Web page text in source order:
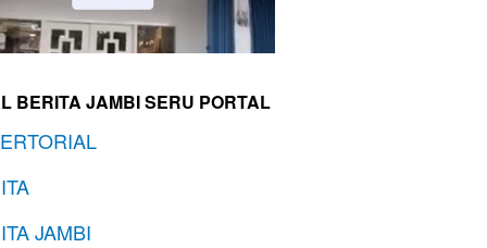
BERITA JAMBI SERU PORTAL
JAMBI